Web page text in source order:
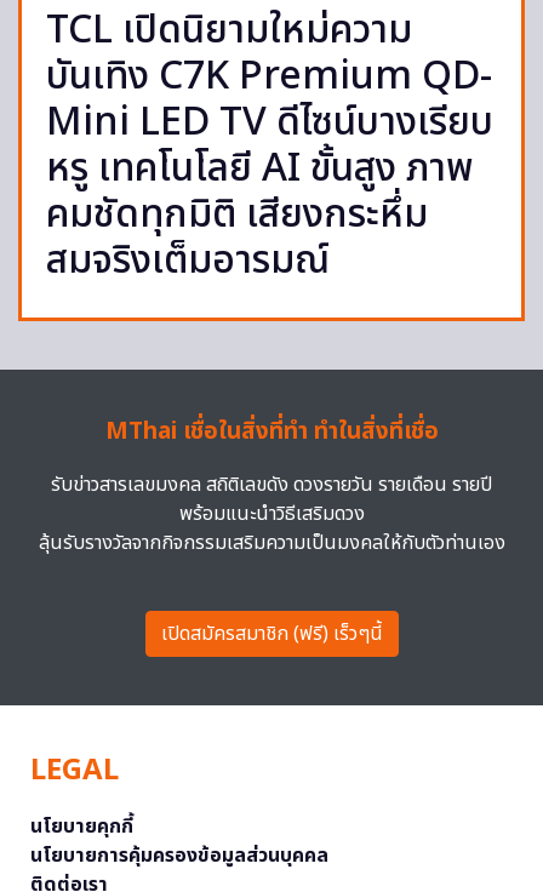
TCL เปิดนิยามใหม่ความ
บันเทิง C7K Premium QD-
Mini LED TV ดีไซน์บางเรียบ
หรู เทคโนโลยี AI ขั้นสูง ภาพ
คมชัดทุกมิติ เสียงกระหึ่ม
สมจริงเต็มอารมณ์
MThai เชื่อในสิ่งที่ทำ ทำในสิ่งที่เชื่อ
รับข่าวสารเลขมงคล สถิติเลขดัง ดวงรายวัน รายเดือน รายปี
พร้อมแนะนำวิธีเสริมดวง
ลุ้นรับรางวัลจากกิจกรรมเสริมความเป็นมงคลให้กับตัวท่านเอง
เปิดสมัครสมาชิก (ฟรี) เร็วๆนี้
LEGAL
นโยบายคุกกี้
นโยบายการคุ้มครองข้อมูลส่วนบุคคล
ติดต่อเรา